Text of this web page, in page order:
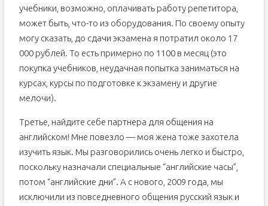
учебники, возможно, оплачивать работу репетитора,
может быть, что-то из оборудования. По своему опыту
могу сказать, до сдачи экзамена я потратил около 17
000 рублей. То есть примерно по 1100 в месяц (это
покупка учебников, неудачная попытка заниматься на
курсах, курсы по подготовке к экзамену и другие
мелочи).
Третье, найдите себе партнера для общения на
английском! Мне повезло — моя жена тоже захотела
изучить язык. Мы разговорились очень легко и быстро,
поскольку назначали специальные “английские часы”,
потом “английские дни”. А с нового, 2009 года, мы
исключили из повседневного общения русский язык и